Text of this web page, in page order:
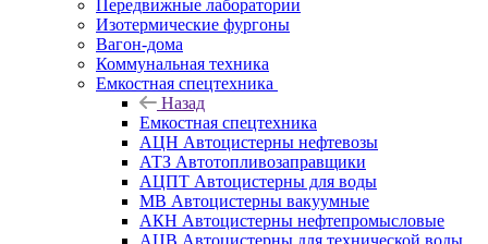
Передвижные лаборатории
Изотермические фургоны
Вагон-дома
Коммунальная техника
Емкостная спецтехника
Назад
Емкостная спецтехника
АЦН Автоцистерны нефтевозы
АТЗ Автотопливозаправщики
АЦПТ Автоцистерны для воды
МВ Автоцистерны вакуумные
АКН Автоцистерны нефтепромысловые
АЦВ Автоцистерны для технической воды